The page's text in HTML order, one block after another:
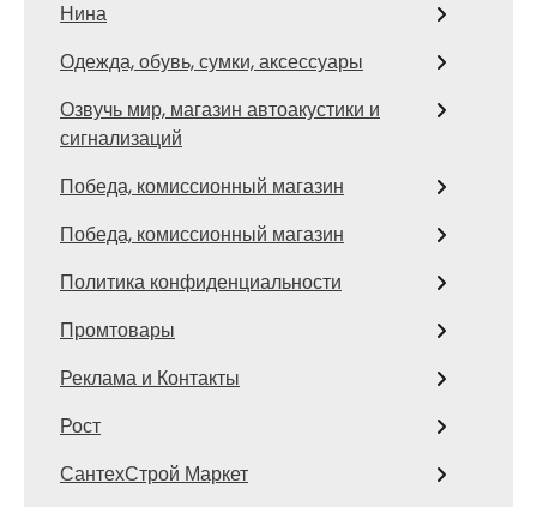
Нина
Одежда, обувь, сумки, аксессуары
Озвучь мир, магазин автоакустики и
сигнализаций
Победа, комиссионный магазин
Победа, комиссионный магазин
Политика конфиденциальности
Промтовары
Реклама и Контакты
Рост
СантехСтрой Маркет